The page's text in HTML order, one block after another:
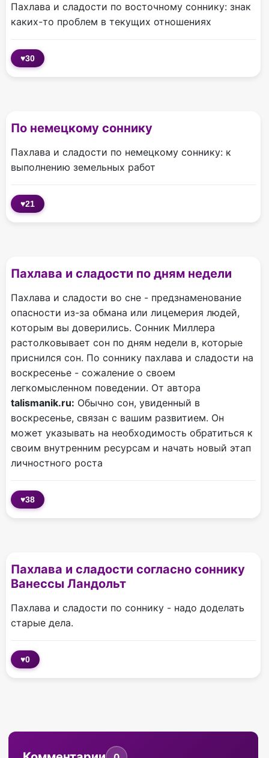
Пахлава и сладости по восточному соннику: знак
каких-то проблем в текущих отношениях
♥30
По немецкому соннику
Пахлава и сладости по немецкому соннику: к
выполнению земельных работ
♥21
Пахлава и сладости по дням недели
Пахлава и сладости во сне - предзнаменование
опасности из-за обмана или лицемерия людей,
которым вы доверились. Сонник Миллера
растолковывает сон по дням недели в, которые
приснился сон. По соннику пахлава и сладости на
воскресенье - сожаление о своем
легкомысленном поведении. От автора
talismanik.ru: Обычно сон, увиденный в
воскресенье, связан с вашим развитием. Он
может указывать на необходимость обратиться к
своим внутренним ресурсам и начать новый этап
личностного роста
♥38
Пахлава и сладости согласно соннику
Ванессы Ландольт
Пахлава и сладости по соннику - надо доделать
старые дела.
♥0